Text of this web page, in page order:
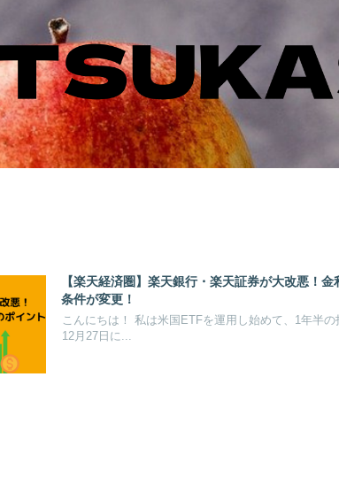
【楽天経済圏】楽天銀行・楽天証券が大改悪！
条件が変更！
こんにちは！ 私は米国ETFを運用し始めて、1年半
12月27日に...